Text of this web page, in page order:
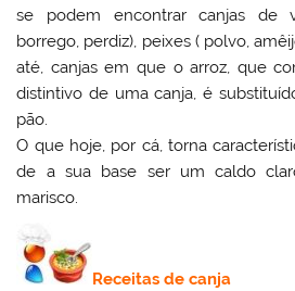
se podem encontrar canjas de
borrego, perdiz), peixes ( polvo,
até, canjas em que o arroz, que
distintivo de uma canja, é
pão.
O que hoje, por cá, torna
de a sua base ser um caldo
marisco.
Receitas de canja